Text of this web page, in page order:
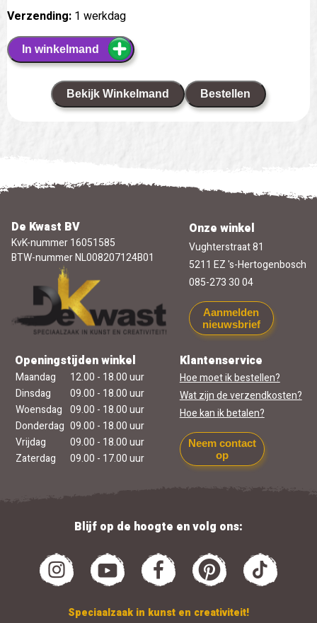
Verzending: 1 werkdag
In winkelmand
Bekijk Winkelmand Bestellen
De Kwast BV
KvK-nummer 16051585
BTW-nummer NL008207124B01
Onze winkel
Vughterstraat 81
5211 EZ 's-Hertogenbosch
085-273 30 04
Aanmelden
nieuwsbrief
Openingstijden winkel
Maandag
12.00 - 18.00 uur
Dinsdag
09.00 - 18.00 uur
Woensdag 09.00 - 18.00 uur
Donderdag 09.00 - 18.00 uur
Vrijdag
09.00 - 18.00 uur
Zaterdag
09.00 - 17.00 uur
Klantenservice
Hoe moet ik bestellen?
Wat zijn de verzendkosten?
Hoe kan ik betalen?
Neem contact
op
Blijf op de hoogte en volg ons:
Speciaalzaak in kunst en creativiteit!